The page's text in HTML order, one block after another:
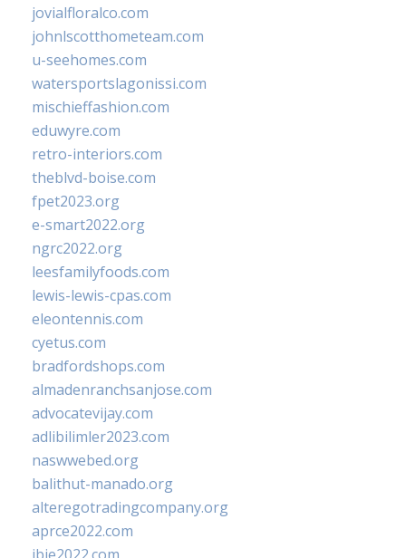
jovialfloralco.com
johnlscotthometeam.com
u-seehomes.com
watersportslagonissi.com
mischieffashion.com
eduwyre.com
retro-interiors.com
theblvd-boise.com
fpet2023.org
e-smart2022.org
ngrc2022.org
leesfamilyfoods.com
lewis-lewis-cpas.com
eleontennis.com
cyetus.com
bradfordshops.com
almadenranchsanjose.com
advocatevijay.com
adlibilimler2023.com
naswwebed.org
balithut-manado.org
alteregotradingcompany.org
aprce2022.com